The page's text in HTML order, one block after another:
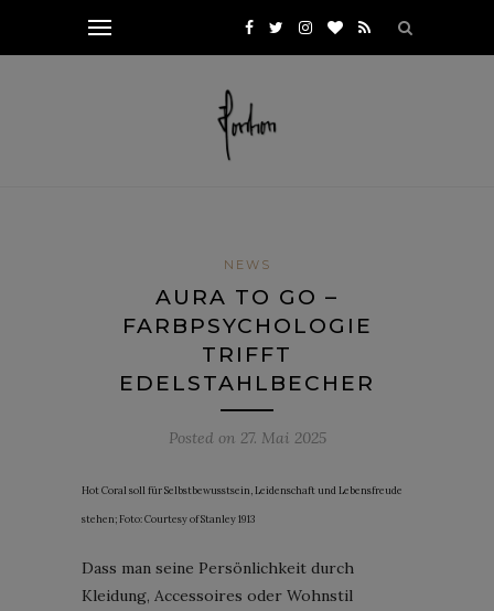
NEWS
AURA TO GO –
FARBPSYCHOLOGIE
TRIFFT
EDELSTAHLBECHER
Posted on 27. Mai 2025
Hot Coral soll für Selbstbewusstsein, Leidenschaft und Lebensfreude
stehen; Foto: Courtesy of Stanley 1913
Dass man seine Persönlichkeit durch
Kleidung, Accessoires oder Wohnstil